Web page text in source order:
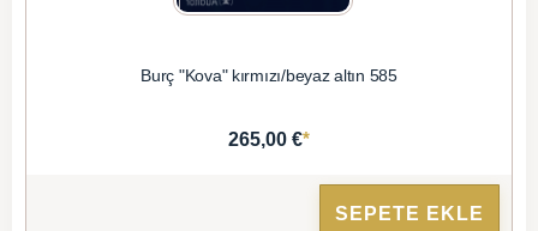
Burç "Kova" kırmızı/beyaz altın 585
265,00 €*
SEPETE EKLE